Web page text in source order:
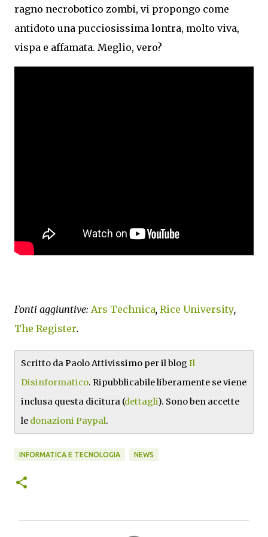
ragno necrobotico zombi, vi propongo come
antidoto una pucciosissima lontra, molto viva,
vispa e affamata. Meglio, vero?
Fonti aggiuntive: Ars Technica, Rice University,
The Register.
Scritto da Paolo Attivissimo per il blog Il
Disinformatico. Ripubblicabile liberamente se viene
inclusa questa dicitura (dettagli). Sono ben accette
le donazioni Paypal.
INFORMATICA E TECNOLOGIA NEWS